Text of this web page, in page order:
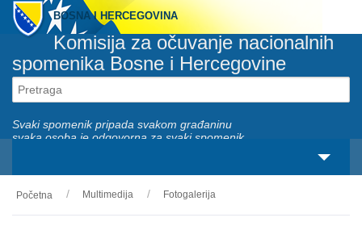
BOSNA I HERCEGOVINA
Komisija za očuvanje nacionalnih
spomenika Bosne i Hercegovine
Svaki spomenik pripada svakom građaninu
svaka osoba je odgovorna za svaki spomenik
O nama
Početna Multimedija Fotogalerija